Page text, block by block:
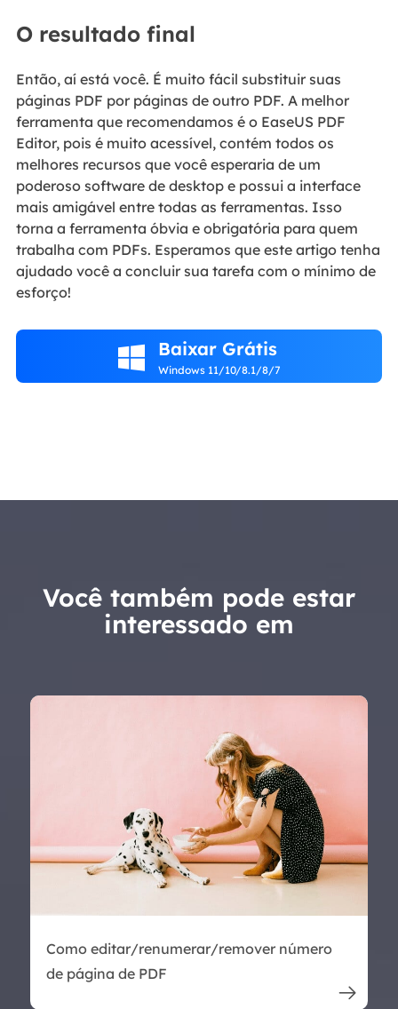
O resultado final
Então, aí está você. É muito fácil substituir suas
páginas PDF por páginas de outro PDF. A melhor
ferramenta que recomendamos é o EaseUS PDF
Editor, pois é muito acessível, contém todos os
melhores recursos que você esperaria de um
poderoso software de desktop e possui a interface
mais amigável entre todas as ferramentas. Isso
torna a ferramenta óbvia e obrigatória para quem
trabalha com PDFs. Esperamos que este artigo tenha
ajudado você a concluir sua tarefa com o mínimo de
esforço!
 Baixar Grátis
Windows 11/10/8.1/8/7
Você também pode estar
interessado em
Como editar/renumerar/remover número
de página de PDF
